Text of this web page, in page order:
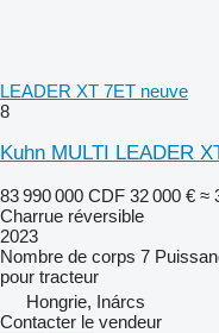
LEADER XT 7ET neuve
8
Kuhn MULTI LEADER
83 990 000 CDF 32 000 € ≈
Charrue réversible
2023
Nombre de corps 7
pour tracteur
Hongrie, Inárcs
Contacter le vendeur